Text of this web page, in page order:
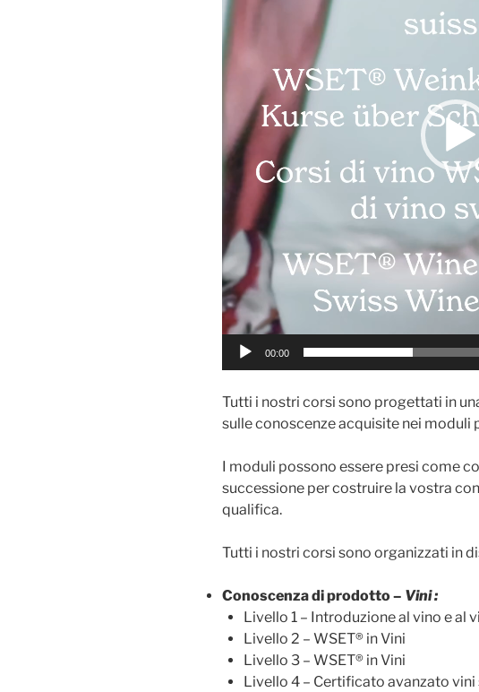
00:00
Tutti i nostri corsi sono progettati in
sulle conoscenze acquisite nei moduli
I moduli possono essere presi come
successione per costruire la vostra
qualifica.
Tutti i nostri corsi sono organizzati in
Conoscenza di prodotto – Vini :
Livello 1 – Introduzione al vino e al
Livello 2 – WSET® in Vini
Livello 3 – WSET® in Vini
Livello 4 – Certificato avanzato vini